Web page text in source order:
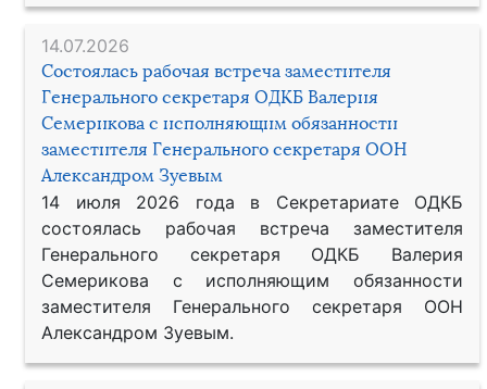
14.07.2026
Состоялась рабочая встреча заместителя
Генерального секретаря ОДКБ Валерия
Семерикова с исполняющим обязанности
заместителя Генерального секретаря ООН
Александром Зуевым
14 июля 2026 года в Секретариате ОДКБ
состоялась рабочая встреча заместителя
Генерального секретаря ОДКБ Валерия
Семерикова с исполняющим обязанности
заместителя Генерального секретаря ООН
Александром Зуевым.